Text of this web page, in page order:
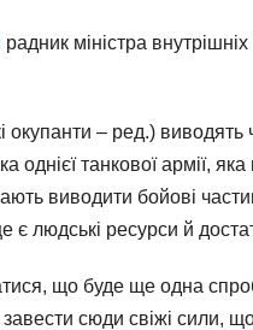
радник міністра
– ред.) виводять
однієї танкової армії,
виводити бойові
людські ресурси й
що буде ще одна
сюди свіжі сили,